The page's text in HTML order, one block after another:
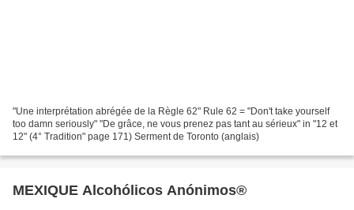
"Une interprétation abrégée de la Règle 62" Rule 62 = "Don't take yourself
too damn seriously" "De grâce, ne vous prenez pas tant au sérieux" in "12 et
12" (4° Tradition" page 171) Serment de Toronto (anglais)
MEXIQUE Alcohólicos Anónimos®